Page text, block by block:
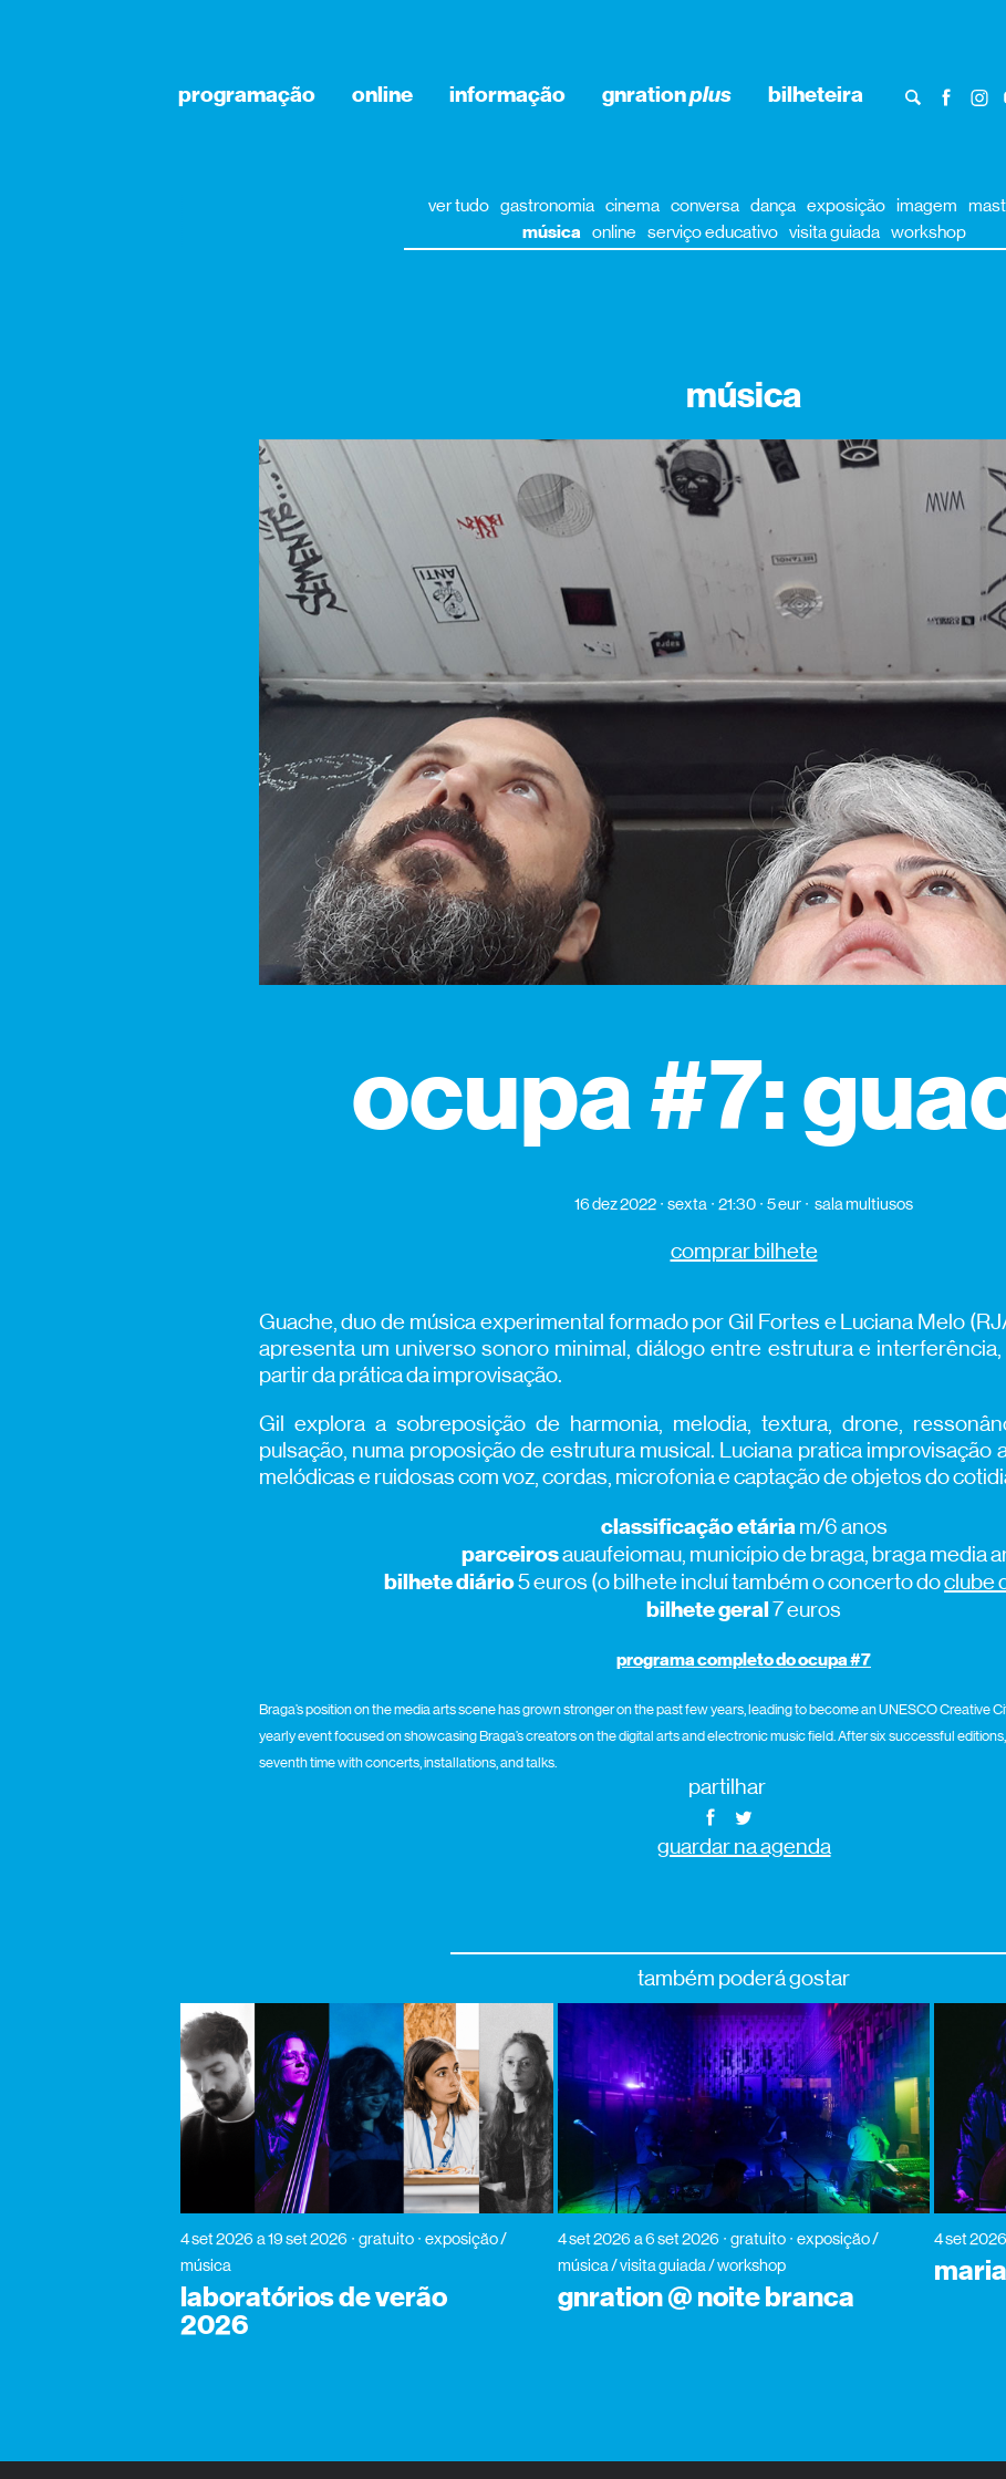
programação online informação gnrationplus bilheteira
ver tudo gastronomia cinema conversa dança exposição imagem
música online serviço educativo visita guiada workshop
música
ocupa #7:
16 dez 2022 sexta 21:30 5 eur sala multiusos
comprar bilhete
Guache, duo de música experimental formado por Gil Fortes e Luciana Melo
apresenta um universo sonoro minimal, diálogo entre estrutura e
partir da prática da improvisação.
Gil explora a sobreposição de harmonia, melodia, textura, drone,
pulsação, numa proposição de estrutura musical. Luciana pratica improvisação
melódicas e ruidosas com voz, cordas, microfonia e captação de objetos do
classificação etáriam/6 anos
parceirosauaufeiomau, município de braga, braga media
bilhete diário5 euros (o bilhete incluí também o concerto doclube
bilhete geral7 euros
programa completo do ocupa #7
Braga’s position on the media arts scene has grown stronger on the past few years, leading to become an UNESCO Creative
yearly event focused on showcasing Braga’s creators on the digital arts and electronic music field. After six successful
seventh time with concerts, installations, and talks.
partilhar
guardar na agenda
também poderá gostar
4 set 2026a 19 set 2026 gratuito
exposição /
música
laboratórios de verão
2026
4 set 2026 a 6 set 2026 gratuito
exposição /
música / visita guiada / workshop
gnration @ noite branca
4 set 2026